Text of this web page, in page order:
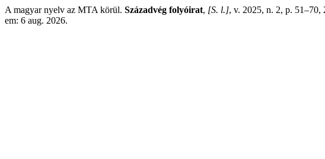
A magyar nyelv az MTA körül. Századvég folyóirat, [S. l.], v. 2025, n. 2, p. 51–70,
em: 6 aug. 2026.